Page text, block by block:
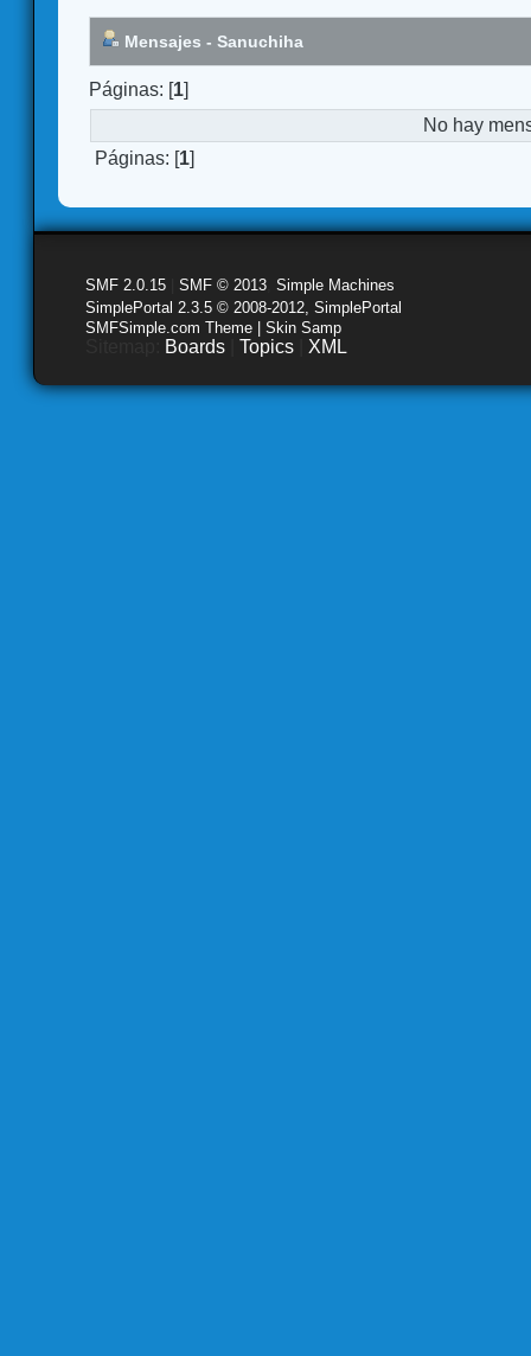
Mensajes - Sanuchiha
Páginas: [1]
No hay
Páginas: [1]
SMF 2.0.15 SMF © 2013 Simple Machines
SimplePortal 2.3.5 © 2008-2012, SimplePortal
SMFSimple.com Theme | Skin Samp
Boards Topics XML